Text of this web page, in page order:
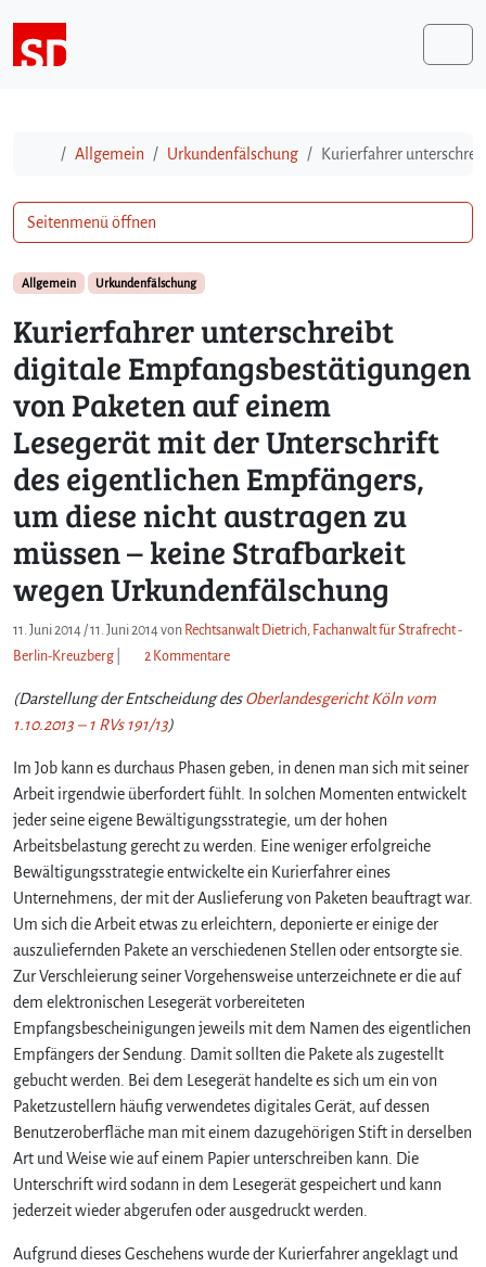
StartAllgemein Urkundenfälschung Kurierfahrer
Allgemein Urkundenfälschung
Kurierfahrer unterschreibt
digitale Empfangsbestätigungen
von Paketen auf einem
Lesegerät mit der Unterschrift
des eigentlichen Empfängers,
um diese nicht austragen zu
müssen – keine Strafbarkeit
wegen Urkundenfälschung
11. Juni 2014 /11. Juni 2014von Rechtsanwalt Dietrich, Fachanwalt für Strafrecht -
Berlin-Kreuzberg
2 Kommentarez
K
i
e
h
r
e
r
u
r
s
c
h
r
e
(Darstellung der Entscheidung desOberlandesgericht Köln vom
1.10.2013 – 1 RVs 191/13)
Im Job kann es durchaus Phasen geben, in denen man sich mit seiner
Arbeit irgendwie überfordert fühlt. In solchen Momenten entwickelt
jeder seine eigene Bewältigungsstrategie, um der hohen
Arbeitsbelastung gerecht zu werden. Eine weniger erfolgreiche
Bewältigungsstrategie entwickelte ein Kurierfahrer eines
Unternehmens, der mit der Auslieferung von Paketen beauftragt war.
Um sich die Arbeit etwas zu erleichtern, deponierte er einige der
auszuliefernden Pakete an verschiedenen Stellen oder entsorgte sie.
Zur Verschleierung seiner Vorgehensweise unterzeichnete er die auf
dem elektronischen Lesegerät vorbereiteten
Empfangsbescheinigungen jeweils mit dem Namen des eigentlichen
Empfängers der Sendung. Damit sollten die Pakete als zugestellt
gebucht werden. Bei dem Lesegerät handelte es sich um ein von
Paketzustellern häufig verwendetes digitales Gerät, auf dessen
Benutzeroberfläche man mit einem dazugehörigen Stift in derselben
Art und Weise wie auf einem Papier unterschreiben kann. Die
Unterschrift wird sodann in dem Lesegerät gespeichert und kann
jederzeit wieder abgerufen oder ausgedruckt werden.
Aufgrund dieses Geschehens wurde der Kurierfahrer angeklagt und
Seitenmenü öffnen